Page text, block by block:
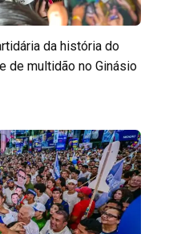
da história do
de multidão no Ginásio